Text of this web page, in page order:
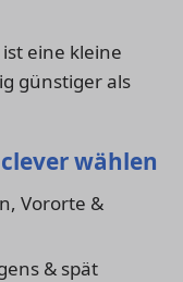
eine kleine
günstiger als
wählen
Vororte &
& spät